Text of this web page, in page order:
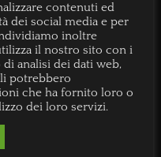
contenuti ed
dei social media e per
inoltre
il nostro sito con i
analisi dei dati web,
potrebbero
che ha fornito loro o
dei loro servizi.